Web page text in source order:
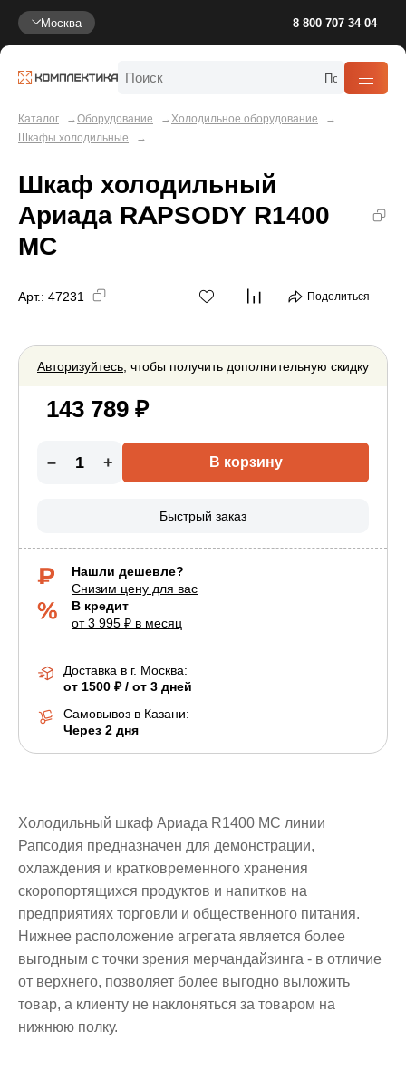
Москва 8 800 707 34 04
Каталог Оборудование
Холодильное оборудование
Шкафы холодильные
Шкаф холодильный
Ариада RAPSODY R1400
МC
Арт.: 47231 Поделиться
Авторизуйтесь, чтобы получить дополнительную скидку
143 789 ₽
В кредит
от 3 995 ₽ в месяц
Нашли дешевле?
Снизим цену для вас
– + В корзину
Быстрый заказ
Доставка в г. Москва:
от 1500 ₽ / от 3 дней
Самовывоз в Казани:
Через 2 дня
Холодильный шкаф Ариада R1400 MC линии
Рапсодия предназначен для демонстрации,
охлаждения и кратковременного хранения
скоропортящихся продуктов и напитков на
предприятиях торговли и общественного питания.
Нижнее расположение агрегата является более
выгодным с точки зрения мерчандайзинга - в отличие
от верхнего, позволяет более выгодно выложить
товар, а клиенту не наклоняться за товаром на
нижнюю полку.